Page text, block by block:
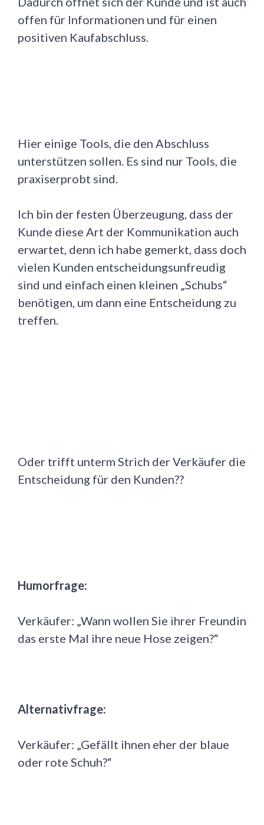
offen für Informationen und für einen
positiven Kaufabschluss.
Hier einige Tools, die den Abschluss
unterstützen sollen. Es sind nur Tools, die
praxiserprobt sind.
Ich bin der festen Überzeugung, dass der
Kunde diese Art der Kommunikation auch
erwartet, denn ich habe gemerkt, dass doch
vielen Kunden entscheidungsunfreudig
sind und einfach einen kleinen „Schubs“
benötigen, um dann eine Entscheidung zu
treffen.
Oder trifft unterm Strich der Verkäufer die
Entscheidung für den Kunden??
Humorfrage:
Verkäufer: „Wann wollen Sie ihrer Freundin
das erste Mal ihre neue Hose zeigen?“
Alternativfrage:
Verkäufer: „Gefällt ihnen eher der blaue
oder rote Schuh?“